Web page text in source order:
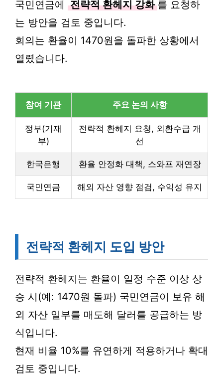
국민연금에 전략적 환헤지 강화 를 요청하
는 방안을 검토 중입니다.
회의는 환율이 1470원을 돌파한 상황에서
열렸습니다.
참여 기관 주요 논의 사항
정부(기재
부)
전략적 환헤지 요청, 외환수급 개
선
한국은행 환율 안정화 대책, 스와프 재연장
국민연금 해외 자산 영향 점검, 수익성 유지
전략적 환헤지 도입 방안
전략적 환헤지는 환율이 일정 수준 이상 상
승 시(예: 1470원 돌파) 국민연금이 보유 해
외 자산 일부를 매도해 달러를 공급하는 방
식입니다.
현재 비율 10%를 유연하게 적용하거나 확대
검토 중입니다.